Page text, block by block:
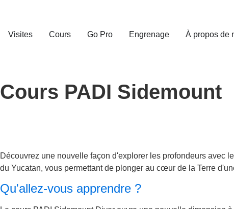
Visites Cours Go Pro Engrenage À propos de
Cours PADI Sidemount
Découvrez une nouvelle façon d'explorer les profondeurs avec
du Yucatan, vous permettant de plonger au cœur de la Terre
Qu'allez-vous apprendre ?